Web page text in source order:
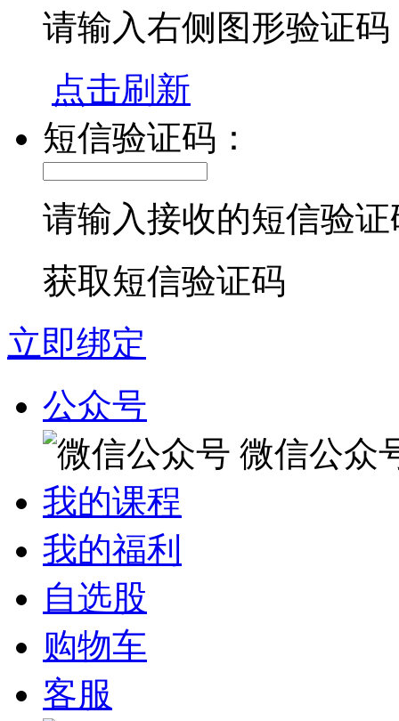
请输入右侧图形验证码
点击刷新
短信验证码：
请输入接收的短信验证
获取短信验证码
立即绑定
公众号
微信公众
我的课程
我的福利
自选股
购物车
客服